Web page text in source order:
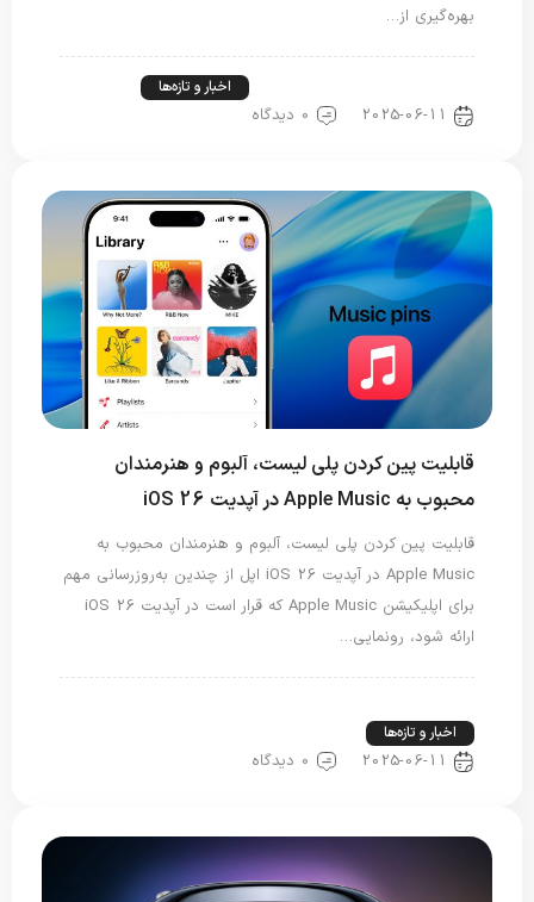
بهره‌گیری از…
اخبار و تازه‌ها
2025-06-11 0 دیدگاه
قابلیت پین کردن پلی لیست، آلبوم و هنرمندان
محبوب به Apple Music در آپدیت iOS 26
قابلیت پین کردن پلی لیست، آلبوم و هنرمندان محبوب به
Apple Music در آپدیت iOS 26 اپل از چندین به‌روزرسانی مهم
برای اپلیکیشن Apple Music که قرار است در آپدیت iOS 26
ارائه شود، رونمایی…
اخبار و تازه‌ها
2025-06-11 0 دیدگاه